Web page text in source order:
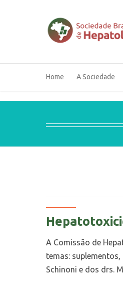
Home A Sociedade
A Comissão de
temas:
Schinoni e dos drs.